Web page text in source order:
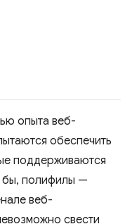
опыта веб-
обеспечить
поддерживаются
бы, полифилы —
веб-
свести